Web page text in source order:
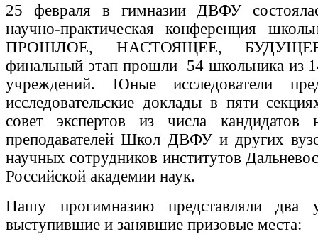
25 февраля в гимназии ДВФУ
научно-практическая конференция
ПРОШЛОЕ, НАСТОЯЩЕЕ,
финальный этап прошли 54 школьника из
учреждений. Юные исследователи
исследовательские доклады в пяти
совет экспертов из числа кандидатов
преподавателей Школ ДВФУ и других
научных сотрудников институтов
Российской академии наук.
Нашу прогимназию представляли два
выступившие и занявшие призовые места: